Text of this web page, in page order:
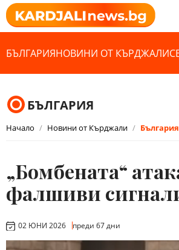
БЪЛГАРИЯНОВИНИ ОТ КЪРДЖАЛИ
БЪЛГАРИЯ
Начало Новини от Кърджали България
„Бомбената“
фалшиви
02 ЮНИ 2026 преди 67 дни